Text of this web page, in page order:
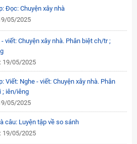
Đọc: Chuyện xây nhà
05/2025
viết: Chuyện xây nhà. Phân biệt ch/tr ;
19/05/2025
Viết: Nghe - viết: Chuyện xây nhà. Phân
; iên/iêng
05/2025
câu: Luyện tập về so sánh
19/05/2025